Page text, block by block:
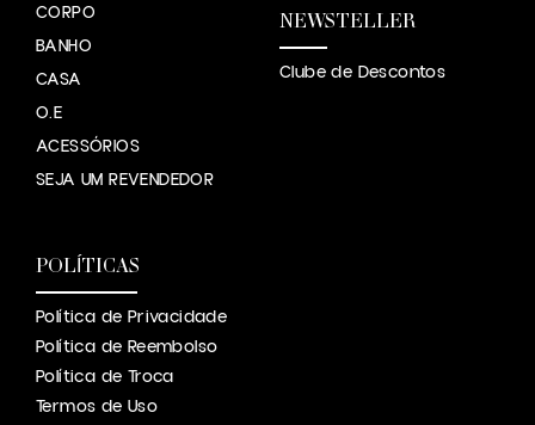
CORPO
BANHO
CASA
O.E
ACESSÓRIOS
SEJA UM REVENDEDOR
NEWSTELLER
Clube de Descontos
POLÍTICAS
Política de Privacidade
Política de Reembolso
Política de Troca
Termos de Uso